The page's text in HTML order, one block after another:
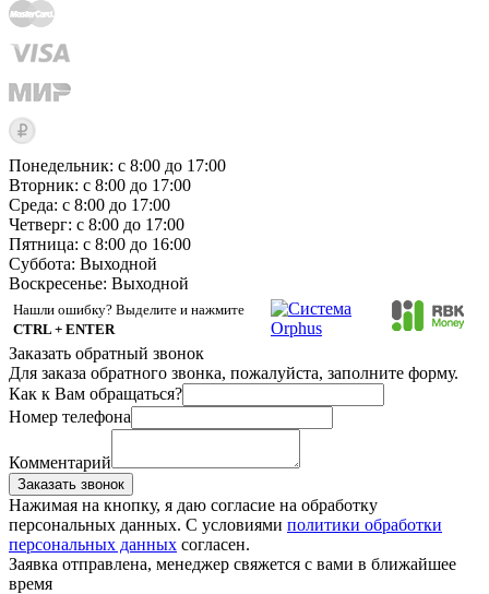
Понедельник: с 8:00 до 17:00
Вторник: с 8:00 до 17:00
Среда: с 8:00 до 17:00
Четверг: с 8:00 до 17:00
Пятница: с 8:00 до 16:00
Суббота: Выходной
Воскресенье: Выходной
Нашли ошибку? Выделите и нажмите
CTRL + ENTER
Заказать обратный звонок
Для заказа обратного звонка, пожалуйста, заполните форму.
Как к Вам обращаться?
Номер телефона
Комментарий
Заказать звонок
Нажимая на кнопку, я даю согласие на обработку
персональных данных. С условиями политики обработки
персональных данных согласен.
Заявка отправлена, менеджер свяжется с вами в ближайшее
время